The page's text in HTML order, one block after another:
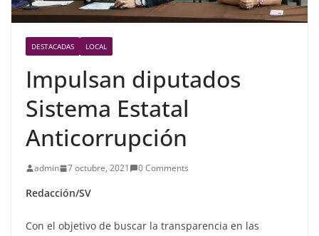
DESTACADAS LOCAL
Impulsan diputados
Sistema Estatal
Anticorrupción
admin 7 octubre, 2021 0 Comments
Redacción/SV
Con el objetivo de buscar la transparencia en las